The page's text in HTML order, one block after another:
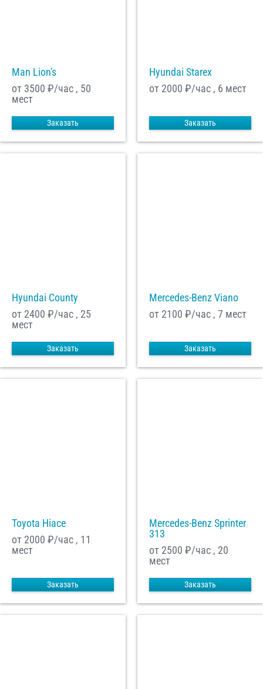
Man Lion's
от 3500 ₽/час , 50
мест
Заказать
Hyundai Starex
от 2000 ₽/час , 6 мест
Заказать
Hyundai County
от 2400 ₽/час , 25
мест
Заказать
Mercedes-Benz Viano
от 2100 ₽/час , 7 мест
Заказать
Toyota Hiace
от 2000 ₽/час , 11
мест
Заказать
Mercedes-Benz Sprinter
313
от 2500 ₽/час , 20
мест
Заказать